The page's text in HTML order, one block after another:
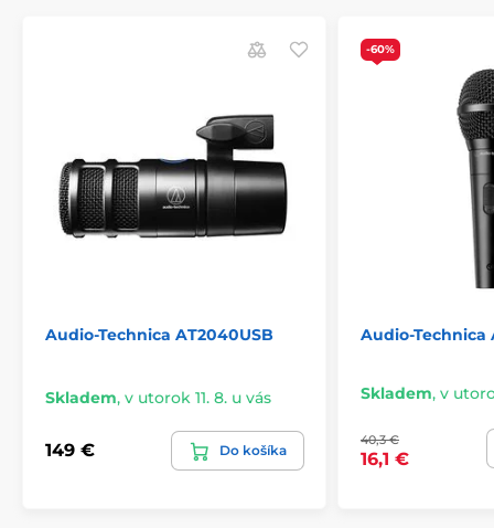
Audio-Technica AT2040USB
Skladem, v utorok 11. 8. u vás
149 € Do košíka
-60%
Audio-Technica
Skladem, v
40,3 €
16,1 €